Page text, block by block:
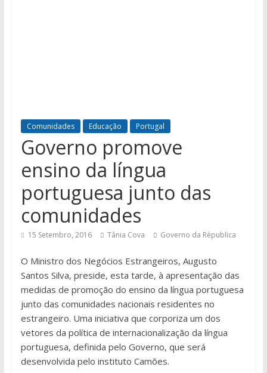
Comunidades Educação Portugal
Governo promove
ensino da língua
portuguesa junto das
comunidades
15 Setembro, 2016 Tânia Cova Governo da Républica
O Ministro dos Negócios Estrangeiros, Augusto
Santos Silva, preside, esta tarde, à apresentação das
medidas de promoção do ensino da língua portuguesa
junto das comunidades nacionais residentes no
estrangeiro. Uma iniciativa que corporiza um dos
vetores da política de internacionalização da língua
portuguesa, definida pelo Governo, que será
desenvolvida pelo instituto Camões.